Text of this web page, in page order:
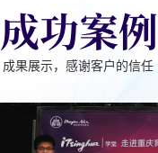
成功案例
成果展示，感谢客户的信任